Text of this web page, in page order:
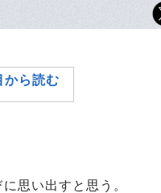
仙台vs.神戸戦ではテノ
から読む
思い出すと思う。